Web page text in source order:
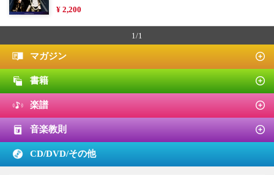
¥ 2,200
1/1
マガジン
書籍
楽譜
音楽教則
CD/DVD/その他